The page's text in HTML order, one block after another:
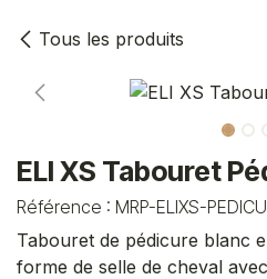
Tous les produits
ELI XS Tabouret
Référence : MRP-ELIXS-
Tabouret de pédicure blanc
forme de selle de cheval